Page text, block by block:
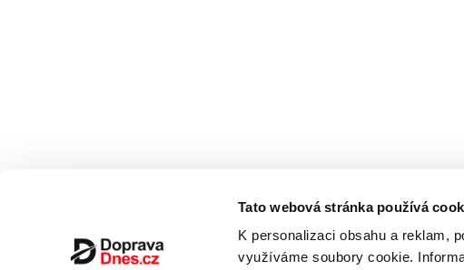
Tato webová stránka používá
K personalizaci obsahu a reklam,
využíváme soubory cookie.